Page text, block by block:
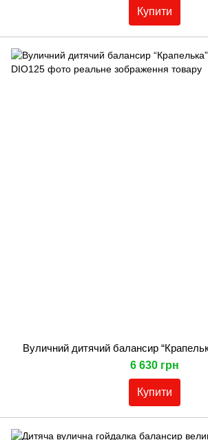
Купити
Вуличний дитячий балансир
6 630 грн
Купити